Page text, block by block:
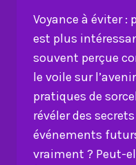
Voyance à éviter
est plus
souvent perçue
le voile sur
pratiques de
révéler des
événements
vraiment ? Peut-